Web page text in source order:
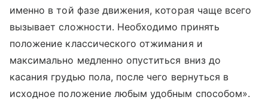
именно в той фазе движения, которая чаще всего
вызывает сложности. Необходимо принять
положение классического отжимания и
максимально медленно опуститься вниз до
касания грудью пола, после чего вернуться в
исходное положение любым удобным способом».